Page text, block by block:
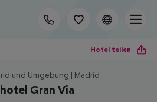
Hotel teilen
und Umgebung | Madrid
Gran Via